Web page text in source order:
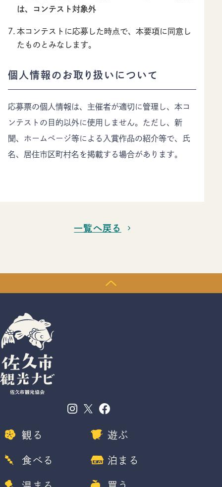
は、コンテスト対象外
本コンテストに応募した時点で、本要項に同意し
たものとみなします。
個人情報のお取り扱いについて
応募票の個人情報は、主催者が適切に管理し、本コ
ンテストの目的以外に使用しません。ただし、新
聞、ホームページ等による入賞作品の紹介等で、氏
名、居住市区町村名を掲載する場合があります。
一覧へ戻る
観る 遊ぶ
食べる 泊まる